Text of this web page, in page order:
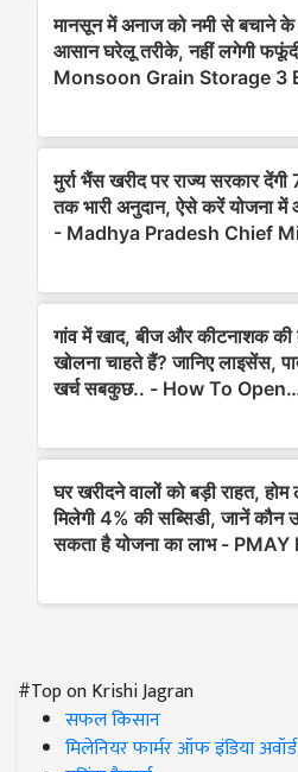
#Top on Krishi Jagran
सफल किसान
मिलेनियर फार्मर ऑफ इंडिया अवॉर्ड